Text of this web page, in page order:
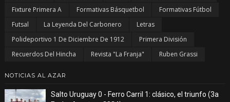
Fixture Primera A
Formativas Básquetbol
Formativas Fútbol
Futsal
La Leyenda Del Carbonero
Letras
Polideportivo 1 De Diciembre De 1912
Primera División
Recuerdos Del Hincha
Revista "La Franja" Ruben Grassi
NOTICIAS AL AZAR
Salto Uruguay 0 - Ferro Carril 1: clásico, el triunfo (3a